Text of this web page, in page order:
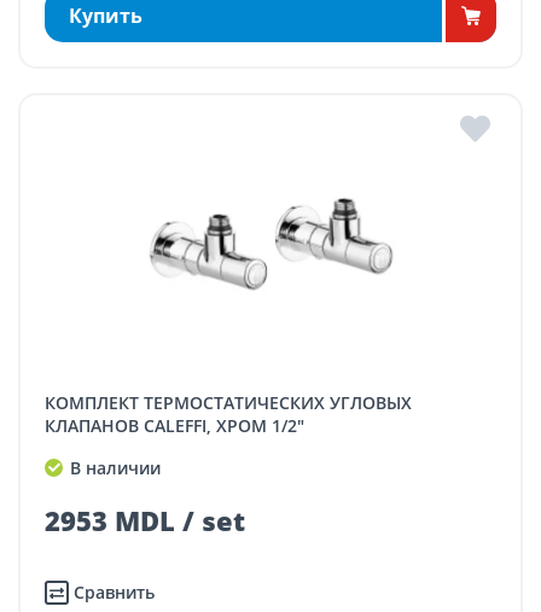
Купить
КОМПЛЕКТ ТЕРМОСТАТИЧЕСКИХ УГЛОВЫХ
КЛАПАНОВ CALEFFI, ХРОМ 1/2"
В наличии
2953 MDL / set
Сравнить